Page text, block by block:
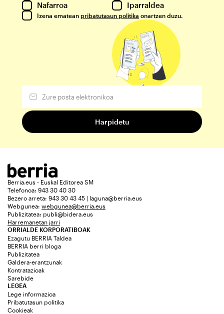
Nafarroa
Iparraldea
Izena ematean pribatutasun politika onartzen duzu.
Berria.eus - Euskal Editorea SM
Telefonoa: 943 30 40 30
Bezero arreta: 943 30 43 45 | laguna@berria.eus
Webgunea: webgunea@berria.eus
Publizitatea: publi@bidera.eus
Harremanetan jarri
ORRIALDE KORPORATIBOAK
Ezagutu BERRIA Taldea
BERRIA berri bloga
Publizitatea
Galdera-erantzunak
Kontratazioak
Sarebide
LEGEA
Lege informazioa
Pribatutasun politika
Cookieak